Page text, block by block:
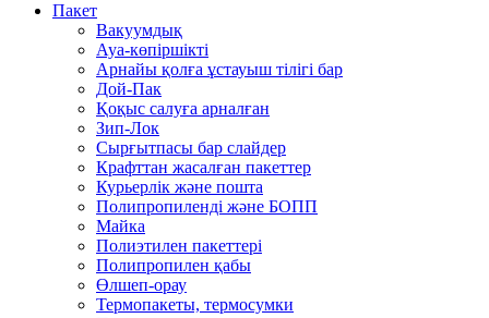
Пакет
Вакуумдық
Ауа-көпіршікті
Арнайы қолға ұстауыш тілігі бар
Дой-Пак
Қоқыс салуға арналған
Зип-Лок
Сырғытпасы бар слайдер
Крафттан жасалған пакеттер
Курьерлік және пошта
Полипропиленді және БОПП
Майка
Полиэтилен пакеттері
Полипропилен қабы
Өлшеп-орау
Термопакеты, термосумки